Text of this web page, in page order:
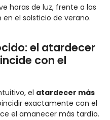
horas de luz, frente a las
el solsticio de verano.
el atardecer
con el
el atardecer más
exactamente con el
el amanecer más tardío.